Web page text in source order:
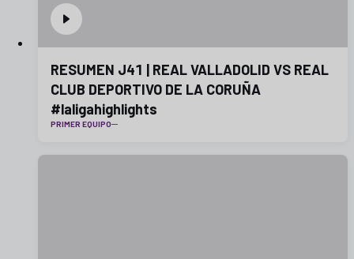
RESUMEN J41 | REAL VALLADOLID VS REAL
CLUB DEPORTIVO DE LA CORUÑA
#laligahighlights
PRIMER EQUIPO